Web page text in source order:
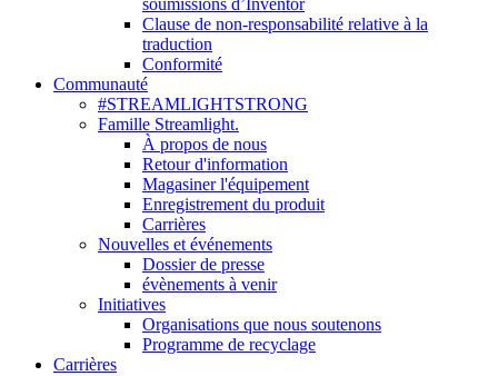
soumissions d’Inventor
Clause de non-responsabilité relative à la
traduction
Conformité
Communauté
#STREAMLIGHTSTRONG
Famille Streamlight.
À propos de nous
Retour d'information
Magasiner l'équipement
Enregistrement du produit
Carrières
Nouvelles et événements
Dossier de presse
évènements à venir
Initiatives
Organisations que nous soutenons
Programme de recyclage
Carrières